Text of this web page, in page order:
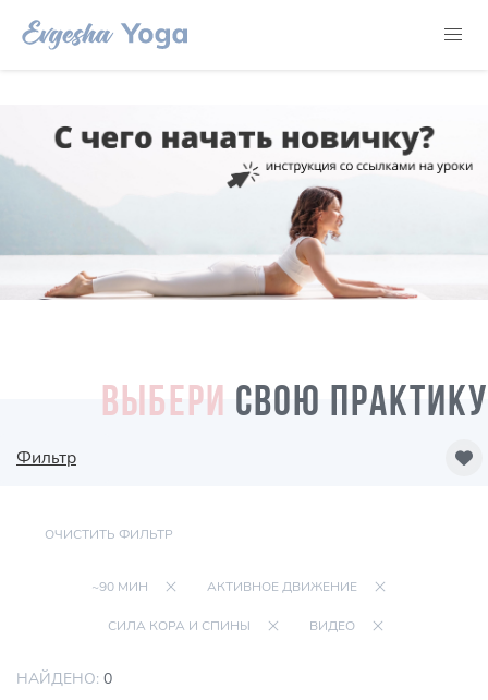
ВЫБЕРИ СВОЮ ПРАКТИКУ
Фильтр
ОЧИСТИТЬ ФИЛЬТР
~90 МИН АКТИВНОЕ ДВИЖЕНИЕ
СИЛА КОРА И СПИНЫ ВИДЕО
НАЙДЕНО: 0